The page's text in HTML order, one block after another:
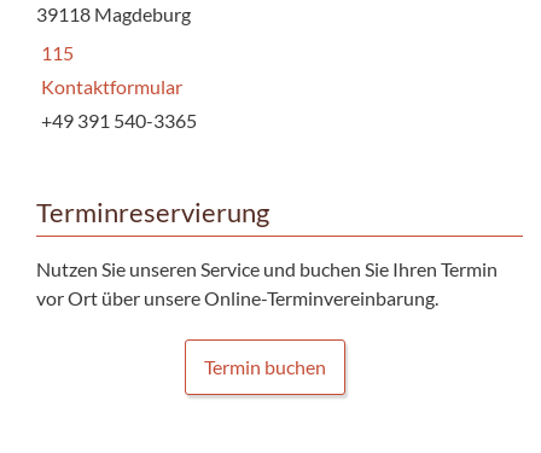
39118 Magdeburg
115
Kontaktformular
+49 391 540-3365
Terminreservierung
Nutzen Sie unseren Service und buchen Sie Ihren Termin
vor Ort über unsere Online-Terminvereinbarung.
Termin buchen